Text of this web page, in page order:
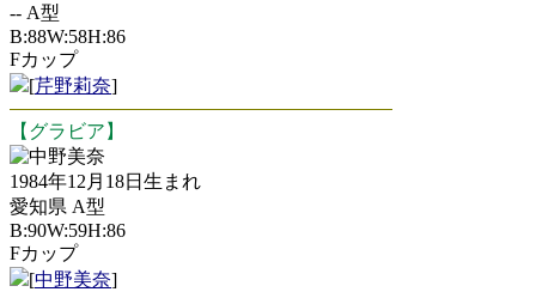
-- A型
B:88W:58H:86
Fカップ
[芹野莉奈]
【グラビア】
中野美奈
1984年12月18日生まれ
愛知県 A型
B:90W:59H:86
Fカップ
[中野美奈]